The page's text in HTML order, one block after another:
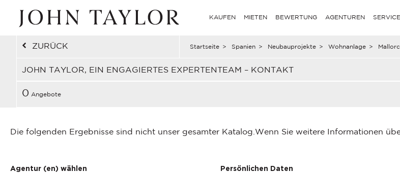
KAUFEN MIETEN BEWERTUNG AGENTUREN
ZURÜCK Startseite > Spanien > Neubauprojekte > Wohnanlage >
JOHN TAYLOR, EIN ENGAGIERTES EXPERTENTEAM – KONTAKT
0 Angebote
Die folgenden Ergebnisse sind nicht unser gesamter Katalog. Wenn Sie weitere Informationen
Agentur (en) wählen Persönlichen Daten